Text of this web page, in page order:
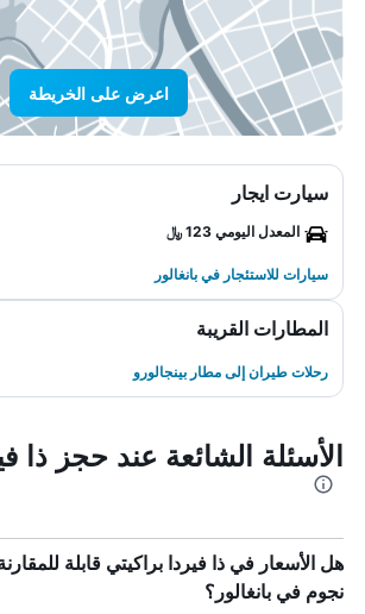
اعرض على الخريطة
سيارت ايجار
المعدل اليومي 123 ﷼
سيارات للاستئجار في بانغالور
المطارات القريبة
رحلات طيران إلى مطار بينجالورو
الأسئلة الشائعة عند حجز ذا
نجوم في بانغالور؟